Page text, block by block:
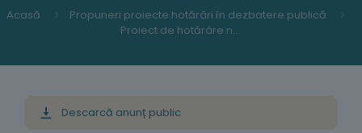
Acasă
Propuneri proiecte hotărâri în dezbatere publică
Proiect de hotărâre nr. 26 din 12.02.2026 pentru modificarea nr. 6 a Hotărârii Consiliului Local al Municipiului Buzău nr. 34 din 25.02.2021 privind aplicarea planului de tarifare zonală în cadrul Asociației de Dezvoltare Intercomunitară ”Buzău-Mărăcineni” și a stabilirii modului de acordare a gratuităților și a decontării contravalorii titlurilor de călătorie emise prin sistemul electronic de taxare al operatorului S.C. Trans Bus S.A.
Descarcă anunț public